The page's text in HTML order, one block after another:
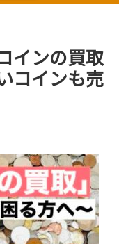
インの買取
コインも売